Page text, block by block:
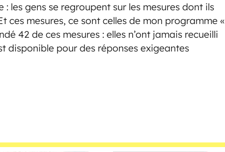
: les gens se regroupent sur les mesures dont ils
ces mesures, ce sont celles de mon programme «
42 de ces mesures : elles n’ont jamais recueilli
disponible pour des réponses exigeantes